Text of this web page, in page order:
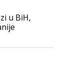
u BiH,